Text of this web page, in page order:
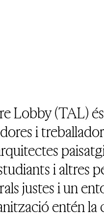
Lobby (TAL)
i
i altres
justes i un
entén